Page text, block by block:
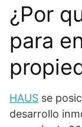
¿Por
para
HAUS se
desarrollo